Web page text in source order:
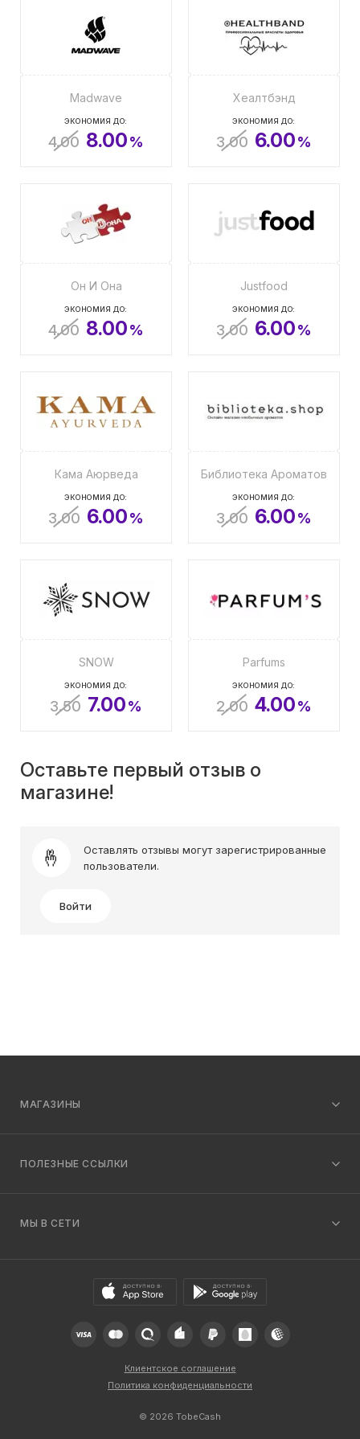
Madwave
ЭКОНОМИЯ ДО:
4.00 8.00%
Хеалтбэнд
ЭКОНОМИЯ ДО:
3.00 6.00%
Он И Она
ЭКОНОМИЯ ДО:
4.00 8.00%
Justfood
ЭКОНОМИЯ ДО:
3.00 6.00%
Кама Аюрведа
ЭКОНОМИЯ ДО:
3.00 6.00%
Библиотека Ароматов
ЭКОНОМИЯ ДО:
3.00 6.00%
SNOW
ЭКОНОМИЯ ДО:
3.50 7.00%
Parfums
ЭКОНОМИЯ ДО:
2.00 4.00%
Оставьте первый отзыв о
магазине!
Оставлять отзывы могут зарегистрированные
пользователи.
Войти
МАГАЗИНЫ
ПОЛЕЗНЫЕ ССЫЛКИ
МЫ В СЕТИ
© 2026 TobeCash
Клиентское соглашение
Политика конфиденциальности